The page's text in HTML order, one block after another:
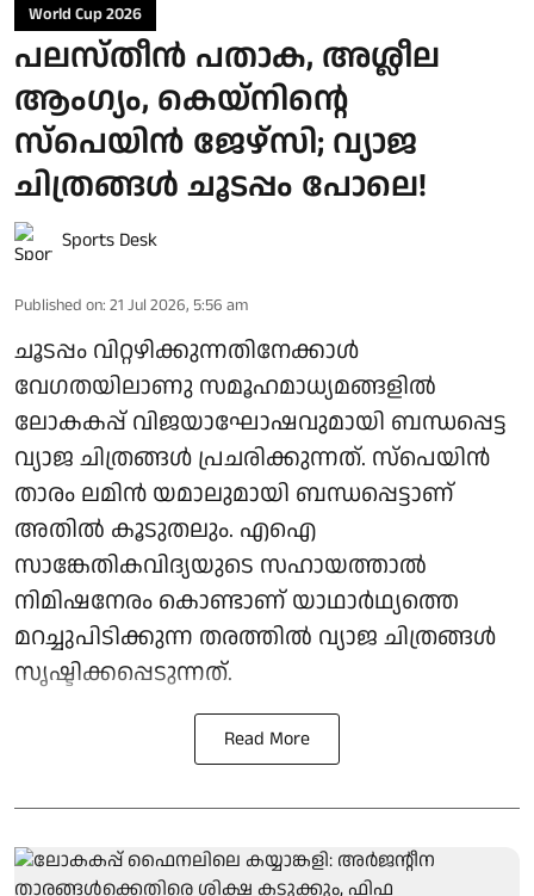
World Cup 2026
പലസ്തീൻ പതാക, അശ്ലീല
ആംഗ്യം, കെയ്‌നിന്റെ
സ്‌പെയിൻ ജേഴ്‌സി; വ്യാജ
ചിത്രങ്ങൾ ചൂടപ്പം പോലെ!
Sports Desk
Published on: 21 Jul 2026, 5:56 am
ചൂടപ്പം വിറ്റഴിക്കുന്നതിനേക്കാൾ
വേഗതയിലാണു സമൂഹമാധ്യമങ്ങളിൽ
ലോകകപ്പ് വിജയാഘോഷവുമായി ബന്ധപ്പെട്ട
വ്യാജ ചിത്രങ്ങൾ പ്രചരിക്കുന്നത്. സ്‌പെയിൻ
താരം ലമിൻ യമാലുമായി ബന്ധപ്പെട്ടാണ്
അതിൽ കൂടുതലും. എഐ
സാങ്കേതികവിദ്യയുടെ സഹായത്താൽ
നിമിഷനേരം കൊണ്ടാണ് യാഥാർഥ്യത്തെ
മറച്ചുപിടിക്കുന്ന തരത്തിൽ വ്യാജ ചിത്രങ്ങൾ
സൃഷ്ടിക്കപ്പെടുന്നത്.
Read More